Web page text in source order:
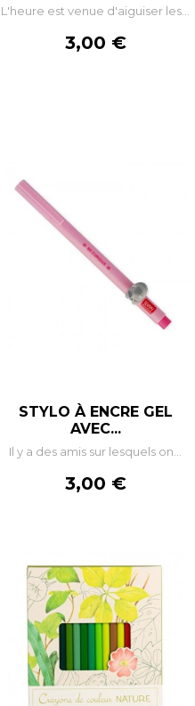
L'heure est venue d'aiguiser les...
Prix
3,00 €
STYLO À ENCRE GEL
AVEC...
Il y a des amis sur lesquels on...
Prix
3,00 €